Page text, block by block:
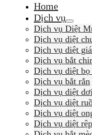
Home
Dịch vụ
Dịch vụ Diệt
Dịch vụ diệt
Dịch vụ diệt
Dịch vụ bắt
Dịch vụ diệt bọ
Dịch vụ bắt rắn
Dịch vụ diệt
Dịch vụ diệt
Dịch vụ diệt
Dịch vụ diệt